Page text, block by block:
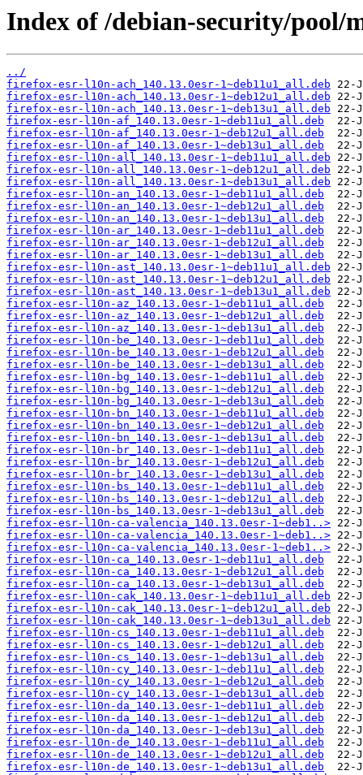
Index of /debian-security/pool/
../
firefox-esr-l10n-ach_140.13.0esr-1~deb11u1_all.deb
firefox-esr-l10n-ach_140.13.0esr-1~deb12u1_all.deb
firefox-esr-l10n-ach_140.13.0esr-1~deb13u1_all.deb
firefox-esr-l10n-af_140.13.0esr-1~deb11u1_all.deb
firefox-esr-l10n-af_140.13.0esr-1~deb12u1_all.deb
firefox-esr-l10n-af_140.13.0esr-1~deb13u1_all.deb
firefox-esr-l10n-all_140.13.0esr-1~deb11u1_all.deb
firefox-esr-l10n-all_140.13.0esr-1~deb12u1_all.deb
firefox-esr-l10n-all_140.13.0esr-1~deb13u1_all.deb
firefox-esr-l10n-an_140.13.0esr-1~deb11u1_all.deb
firefox-esr-l10n-an_140.13.0esr-1~deb12u1_all.deb
firefox-esr-l10n-an_140.13.0esr-1~deb13u1_all.deb
firefox-esr-l10n-ar_140.13.0esr-1~deb11u1_all.deb
firefox-esr-l10n-ar_140.13.0esr-1~deb12u1_all.deb
firefox-esr-l10n-ar_140.13.0esr-1~deb13u1_all.deb
firefox-esr-l10n-ast_140.13.0esr-1~deb11u1_all.deb
firefox-esr-l10n-ast_140.13.0esr-1~deb12u1_all.deb
firefox-esr-l10n-ast_140.13.0esr-1~deb13u1_all.deb
firefox-esr-l10n-az_140.13.0esr-1~deb11u1_all.deb
firefox-esr-l10n-az_140.13.0esr-1~deb12u1_all.deb
firefox-esr-l10n-az_140.13.0esr-1~deb13u1_all.deb
firefox-esr-l10n-be_140.13.0esr-1~deb11u1_all.deb
firefox-esr-l10n-be_140.13.0esr-1~deb12u1_all.deb
firefox-esr-l10n-be_140.13.0esr-1~deb13u1_all.deb
firefox-esr-l10n-bg_140.13.0esr-1~deb11u1_all.deb
firefox-esr-l10n-bg_140.13.0esr-1~deb12u1_all.deb
firefox-esr-l10n-bg_140.13.0esr-1~deb13u1_all.deb
firefox-esr-l10n-bn_140.13.0esr-1~deb11u1_all.deb
firefox-esr-l10n-bn_140.13.0esr-1~deb12u1_all.deb
firefox-esr-l10n-bn_140.13.0esr-1~deb13u1_all.deb
firefox-esr-l10n-br_140.13.0esr-1~deb11u1_all.deb
firefox-esr-l10n-br_140.13.0esr-1~deb12u1_all.deb
firefox-esr-l10n-br_140.13.0esr-1~deb13u1_all.deb
firefox-esr-l10n-bs_140.13.0esr-1~deb11u1_all.deb
firefox-esr-l10n-bs_140.13.0esr-1~deb12u1_all.deb
firefox-esr-l10n-bs_140.13.0esr-1~deb13u1_all.deb
firefox-esr-l10n-ca-valencia_140.13.0esr-1~deb1..>
firefox-esr-l10n-ca-valencia_140.13.0esr-1~deb1..>
firefox-esr-l10n-ca-valencia_140.13.0esr-1~deb1..>
firefox-esr-l10n-ca_140.13.0esr-1~deb11u1_all.deb
firefox-esr-l10n-ca_140.13.0esr-1~deb12u1_all.deb
firefox-esr-l10n-ca_140.13.0esr-1~deb13u1_all.deb
firefox-esr-l10n-cak_140.13.0esr-1~deb11u1_all.deb
firefox-esr-l10n-cak_140.13.0esr-1~deb12u1_all.deb
firefox-esr-l10n-cak_140.13.0esr-1~deb13u1_all.deb
firefox-esr-l10n-cs_140.13.0esr-1~deb11u1_all.deb
firefox-esr-l10n-cs_140.13.0esr-1~deb12u1_all.deb
firefox-esr-l10n-cs_140.13.0esr-1~deb13u1_all.deb
firefox-esr-l10n-cy_140.13.0esr-1~deb11u1_all.deb
firefox-esr-l10n-cy_140.13.0esr-1~deb12u1_all.deb
firefox-esr-l10n-cy_140.13.0esr-1~deb13u1_all.deb
firefox-esr-l10n-da_140.13.0esr-1~deb11u1_all.deb
firefox-esr-l10n-da_140.13.0esr-1~deb12u1_all.deb
firefox-esr-l10n-da_140.13.0esr-1~deb13u1_all.deb
firefox-esr-l10n-de_140.13.0esr-1~deb11u1_all.deb
firefox-esr-l10n-de_140.13.0esr-1~deb12u1_all.deb
firefox-esr-l10n-de_140.13.0esr-1~deb13u1_all.deb